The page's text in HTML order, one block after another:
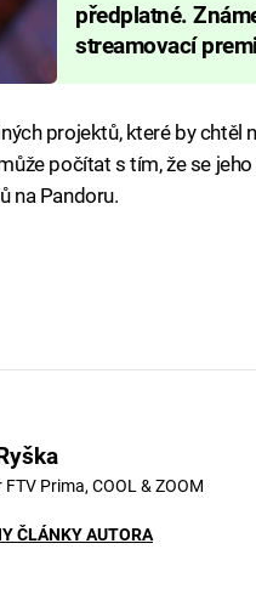
předplatné.
streamovací
projektů, které by chtěl
počítat s tím, že se
na Pandoru.
Prima, COOL & ZOOM
ČLÁNKY AUTORA